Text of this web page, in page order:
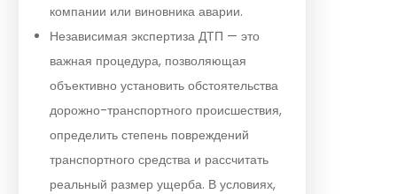
компании или виновника аварии.
Независимая экспертиза ДТП — это
важная процедура, позволяющая
объективно установить обстоятельства
дорожно-транспортного происшествия,
определить степень повреждений
транспортного средства и рассчитать
реальный размер ущерба. В условиях,